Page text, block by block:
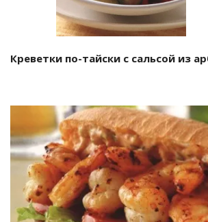
Креветки по-тайски с сальсой из